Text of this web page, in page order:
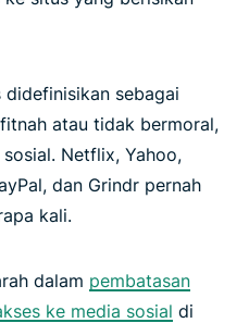
didefinisikan sebagai
atau tidak bermoral,
Netflix, Yahoo,
dan Grindr pernah
kali.
dalam pembatasan
ke media sosial di